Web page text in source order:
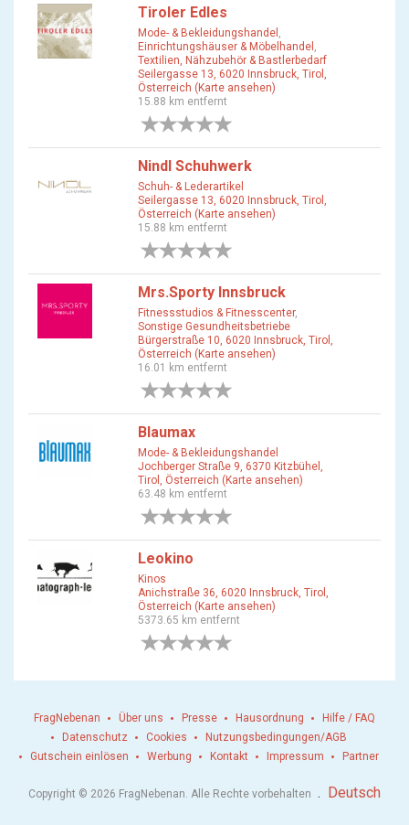
Tiroler Edles
Mode- & Bekleidungshandel ,
Einrichtungshäuser & Möbelhandel ,
Textilien, Nähzubehör & Bastlerbedarf
Seilergasse 13, 6020 Innsbruck, Tirol,
Österreich (Karte ansehen)
15.88 km entfernt
Nindl Schuhwerk
Schuh- & Lederartikel
Seilergasse 13, 6020 Innsbruck, Tirol,
Österreich (Karte ansehen)
15.88 km entfernt
Mrs.Sporty Innsbruck
Fitnessstudios & Fitnesscenter,
Sonstige Gesundheitsbetriebe
Bürgerstraße 10, 6020 Innsbruck, Tirol,
Österreich (Karte ansehen)
16.01 km entfernt
Blaumax
Mode- & Bekleidungshandel
Jochberger Straße 9, 6370 Kitzbühel,
Tirol, Österreich (Karte ansehen)
63.48 km entfernt
Leokino
Kinos
Anichstraße 36, 6020 Innsbruck, Tirol,
Österreich (Karte ansehen)
5373.65 km entfernt
FragNebenan Über uns Presse Hausordnung
Hilfe / FAQ
Datenschutz
Cookies
Nutzungsbedingungen/AGB
Gutschein einlösen
Werbung Kontakt Impressum Partner
Copyright © 2026 FragNebenan. Alle Rechte vorbehalten . Deutsch